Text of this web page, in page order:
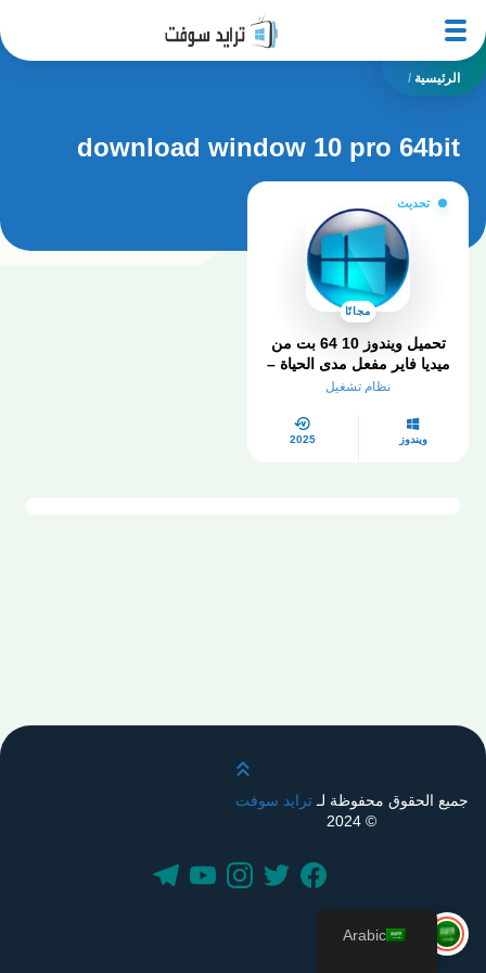
الرئيسية /
download window 10 pro 64bit
تحديث
مجانًا
تحميل ويندوز 10 64 بت من
ميديا ​​فاير مفعل مدى الحياة –
الدليل الشامل في 2025
نظام تشغيل
ويندوز 2025
قم بالتمرير لأعلى
جميع الحقوق محفوظة لـترايد سوفت
© 2024
Arabic